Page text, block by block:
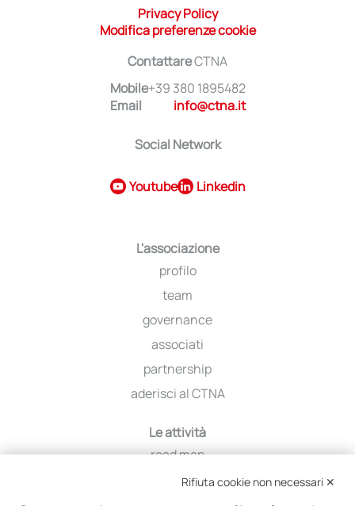
Privacy Policy
Modifica preferenze cookie
ContattareCTNA
Mobile+39 380 1895482
Email
info@ctna.it
Social Network
Youtube Linkedin
L'associazione
profilo
team
governance
associati
partnership
aderisci al CTNA
Le attività
road map
iniziativeRifiuta cookie non necessari ✕